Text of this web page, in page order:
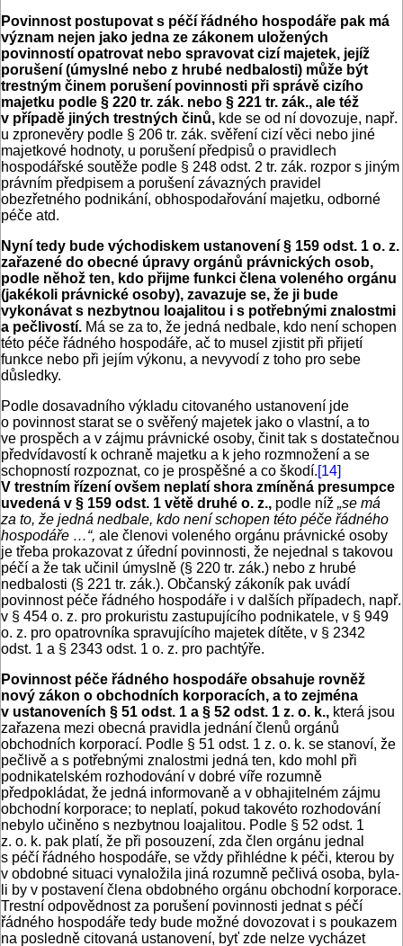
Povinnost postupovat s péčí řádného hospodáře pak má
význam nejen jako jedna ze zákonem uložených
povinností opatrovat nebo spravovat cizí majetek, jejíž
porušení (úmyslné nebo z hrubé nedbalosti) může být
trestným činem porušení povinnosti při správě cizího
majetku podle § 220 tr. zák. nebo § 221 tr. zák., ale též
v případě jiných trestných činů, kde se od ní dovozuje, např.
u zpronevěry podle § 206 tr. zák. svěření cizí věci nebo jiné
majetkové hodnoty, u porušení předpisů o pravidlech
hospodářské soutěže podle § 248 odst. 2 tr. zák. rozpor s jiným
právním předpisem a porušení závazných pravidel
obezřetného podnikání, obhospodařování majetku, odborné
péče atd.
Nyní tedy bude východiskem ustanovení § 159 odst. 1 o. z.
zařazené do obecné úpravy orgánů právnických osob,
podle něhož ten, kdo přijme funkci člena voleného orgánu
(jakékoli právnické osoby), zavazuje se, že ji bude
vykonávat s nezbytnou loajalitou i s potřebnými znalostmi
a pečlivostí. Má se za to, že jedná nedbale, kdo není schopen
této péče řádného hospodáře, ač to musel zjistit při přijetí
funkce nebo při jejím výkonu, a nevyvodí z toho pro sebe
důsledky.
Podle dosavadního výkladu citovaného ustanovení jde
o povinnost starat se o svěřený majetek jako o vlastní, a to
ve prospěch a v zájmu právnické osoby, činit tak s dostatečnou
předvídavostí k ochraně majetku a k jeho rozmnožení a se
schopností rozpoznat, co je prospěšné a co škodí.[14]
V trestním řízení ovšem neplatí shora zmíněná presumpce
uvedená v § 159 odst. 1 větě druhé o. z., podle níž „se má
za to, že jedná nedbale, kdo není schopen této péče řádného
hospodáře …“, ale členovi voleného orgánu právnické osoby
je třeba prokazovat z úřední povinnosti, že nejednal s takovou
péčí a že tak učinil úmyslně (§ 220 tr. zák.) nebo z hrubé
nedbalosti (§ 221 tr. zák.). Občanský zákoník pak uvádí
povinnost péče řádného hospodáře i v dalších případech, např.
v § 454 o. z. pro prokuristu zastupujícího podnikatele, v § 949
o. z. pro opatrovníka spravujícího majetek dítěte, v § 2342
odst. 1 a § 2343 odst. 1 o. z. pro pachtýře.
Povinnost péče řádného hospodáře obsahuje rovněž
nový zákon o obchodních korporacích, a to zejména
v ustanoveních § 51 odst. 1 a § 52 odst. 1 z. o. k., která jsou
zařazena mezi obecná pravidla jednání členů orgánů
obchodních korporací. Podle § 51 odst. 1 z. o. k. se stanoví, že
pečlivě a s potřebnými znalostmi jedná ten, kdo mohl při
podnikatelském rozhodování v dobré víře rozumně
předpokládat, že jedná informovaně a v obhajitelném zájmu
obchodní korporace; to neplatí, pokud takovéto rozhodování
nebylo učiněno s nezbytnou loajalitou. Podle § 52 odst. 1
z. o. k. pak platí, že při posouzení, zda člen orgánu jednal
s péčí řádného hospodáře, se vždy přihlédne k péči, kterou by
v obdobné situaci vynaložila jiná rozumně pečlivá osoba, byla-
li by v postavení člena obdobného orgánu obchodní korporace.
Trestní odpovědnost za porušení povinnosti jednat s péčí
řádného hospodáře tedy bude možné dovozovat i s poukazem
na posledně citovaná ustanovení, byť zde nelze vycházet